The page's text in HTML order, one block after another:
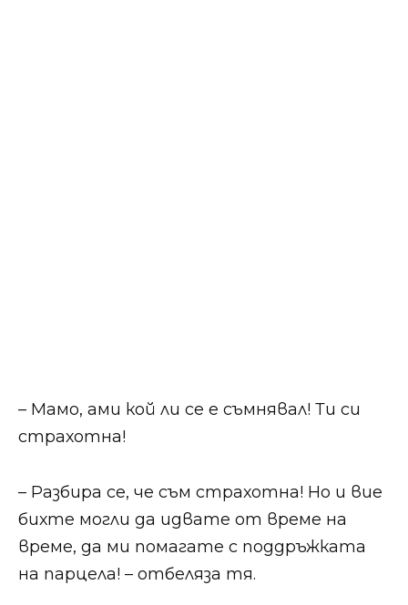
​​​– Мамо, ами кой ли се е съмнявал! Ти си
страхотна!​​
​​​– Разбира се, че съм страхотна! Но и вие
бихте могли да идвате от време на
време, да ми помагате с поддръжката
на парцела! – отбеляза тя.​​